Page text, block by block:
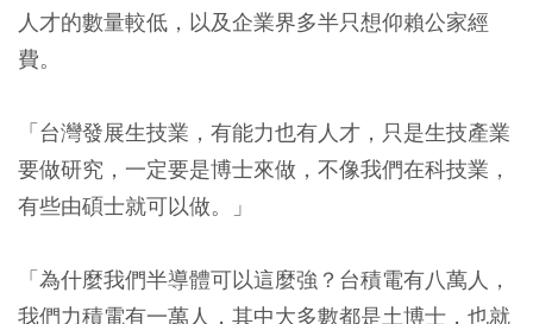
人才的數量較低，以及企業界多半只想仰賴公家經
費。
「台灣發展生技業，有能力也有人才，只是生技產業
要做研究，一定要是博士來做，不像我們在科技業，
有些由碩士就可以做。」
「為什麼我們半導體可以這麼強？台積電有八萬人，
我們力積電有一萬人，其中大多數都是土博士，也就